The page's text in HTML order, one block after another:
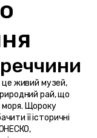
це живий музей,
рай, що
моря. Щороку
її історичні